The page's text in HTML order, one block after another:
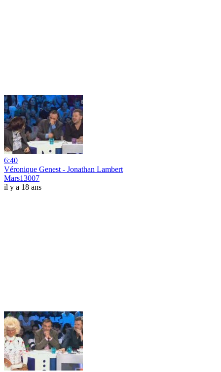
6:40
Véronique Genest - Jonathan Lambert
Mars13007
il y a 18 ans